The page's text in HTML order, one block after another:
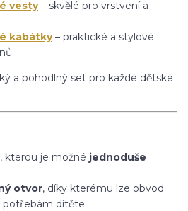
vesty– skvělé pro vrstvení a
kabátky– praktické a stylové
a pohodlný set pro každé dětské
, kterou je možné jednoduše
otvor, díky kterému lze obvod
potřebám dítěte.